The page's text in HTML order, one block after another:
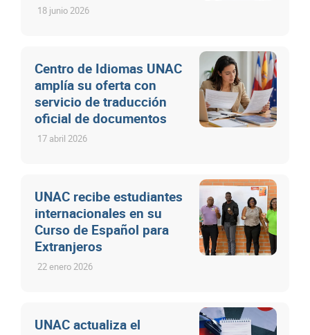
18 junio 2026
Centro de Idiomas UNAC
amplía su oferta con
servicio de traducción
oficial de documentos
17 abril 2026
UNAC recibe estudiantes
internacionales en su
Curso de Español para
Extranjeros
22 enero 2026
UNAC actualiza el